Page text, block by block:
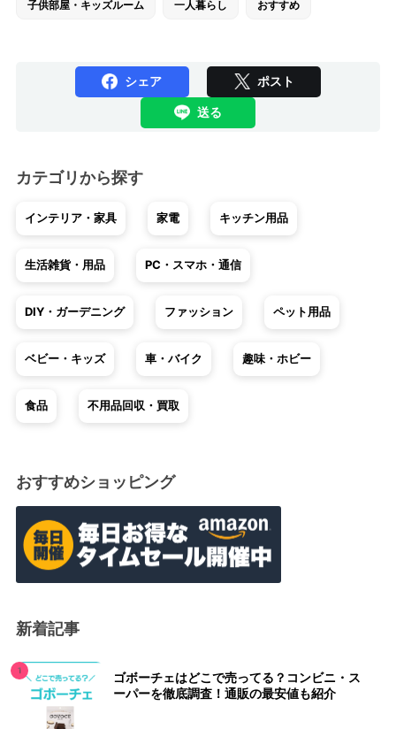
子供部屋・キッズルーム 一人暮らし おすすめ
シェア ポスト
送る
カテゴリから探す
インテリア・家具 家電 キッチン用品
生活雑貨・用品 PC・スマホ・通信
DIY・ガーデニング ファッション ペット用品
ベビー・キッズ 車・バイク 趣味・ホビー
食品 不用品回収・買取
おすすめショッピング
新着記事
ゴボーチェはどこで売ってる？コンビニ・ス
ーパーを徹底調査！通販の最安値も紹介